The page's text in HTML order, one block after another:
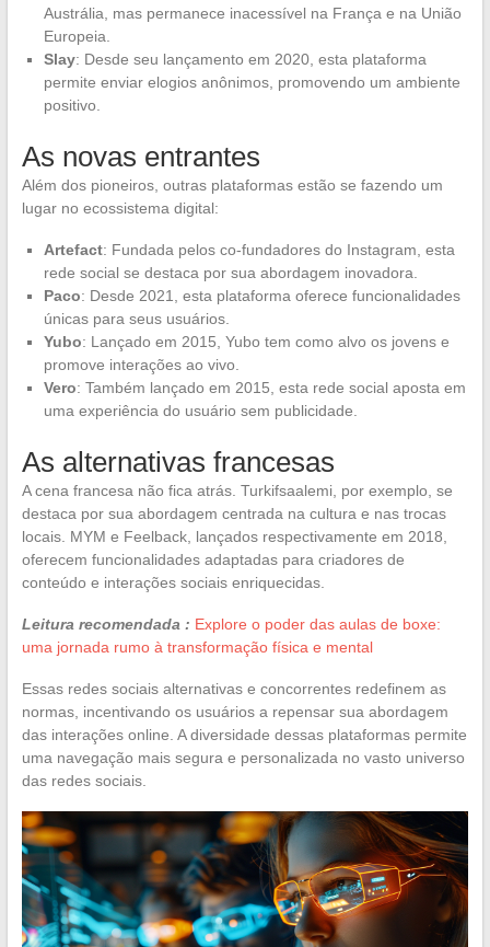
Austrália, mas permanece inacessível na França e na União
Europeia.
Slay: Desde seu lançamento em 2020, esta plataforma
permite enviar elogios anônimos, promovendo um ambiente
positivo.
As novas entrantes
Além dos pioneiros, outras plataformas estão se fazendo um
lugar no ecossistema digital:
Artefact: Fundada pelos co-fundadores do Instagram, esta
rede social se destaca por sua abordagem inovadora.
Paco: Desde 2021, esta plataforma oferece funcionalidades
únicas para seus usuários.
Yubo: Lançado em 2015, Yubo tem como alvo os jovens e
promove interações ao vivo.
Vero: Também lançado em 2015, esta rede social aposta em
uma experiência do usuário sem publicidade.
As alternativas francesas
A cena francesa não fica atrás. Turkifsaalemi, por exemplo, se
destaca por sua abordagem centrada na cultura e nas trocas
locais. MYM e Feelback, lançados respectivamente em 2018,
oferecem funcionalidades adaptadas para criadores de
conteúdo e interações sociais enriquecidas.
Leitura recomendada : Explore o poder das aulas de boxe:
uma jornada rumo à transformação física e mental
Essas redes sociais alternativas e concorrentes redefinem as
normas, incentivando os usuários a repensar sua abordagem
das interações online. A diversidade dessas plataformas permite
uma navegação mais segura e personalizada no vasto universo
das redes sociais.